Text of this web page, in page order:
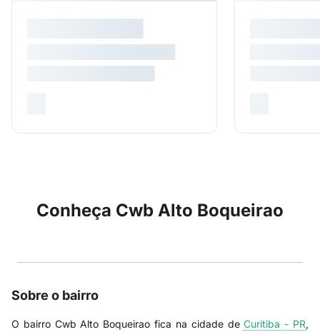
Conheça Cwb Alto Boqueirao
Sobre o bairro
O bairro Cwb Alto Boqueirao fica na cidade deCuritiba - PR,